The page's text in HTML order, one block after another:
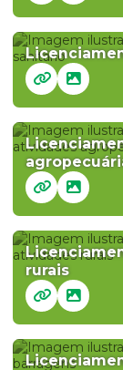
rurais